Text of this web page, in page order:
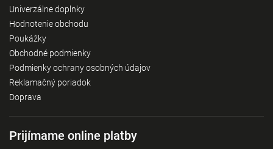
Univerzálne doplnky
Hodnotenie obchodu
Poukážky
Obchodné podmienky
Podmienky ochrany osobných údajov
Reklamačný poriadok
Doprava
Prijímame online platby